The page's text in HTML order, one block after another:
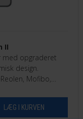
II
med opgraderet
design.
Mofibo,